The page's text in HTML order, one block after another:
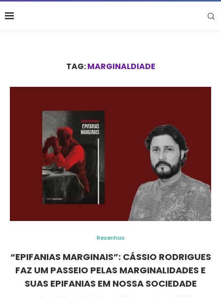
TAG:MARGINALDIADE
Resenhas
“EPIFANIAS MARGINAIS”: CÁSSIO RODRIGUES
FAZ UM PASSEIO PELAS MARGINALIDADES E
SUAS EPIFANIAS EM NOSSA SOCIEDADE